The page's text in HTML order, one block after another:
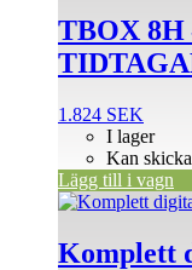
TBOX 8H
1.824 SEK
I lager
Kan
Lägg till i vagn
Komplett